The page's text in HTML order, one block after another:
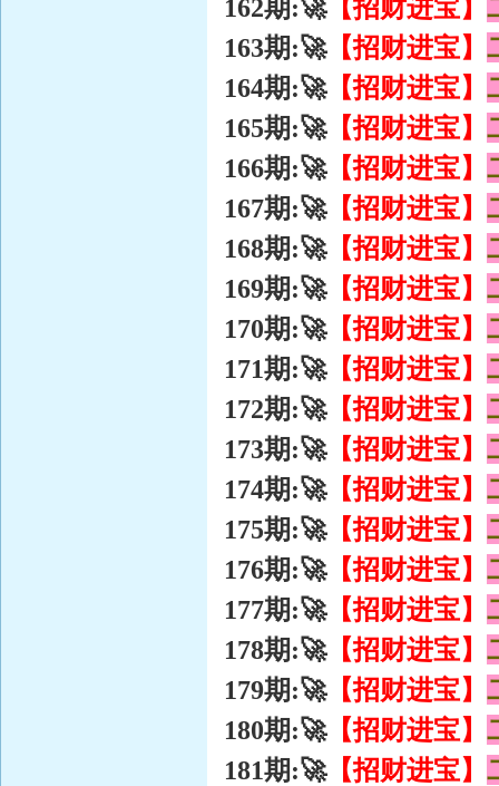
162期:🚀【招财进宝】
163期:🚀【招财进宝】
164期:🚀【招财进宝】
165期:🚀【招财进宝】
166期:🚀【招财进宝】
167期:🚀【招财进宝】
168期:🚀【招财进宝】
169期:🚀【招财进宝】
170期:🚀【招财进宝】
171期:🚀【招财进宝】
172期:🚀【招财进宝】
173期:🚀【招财进宝】
174期:🚀【招财进宝】
175期:🚀【招财进宝】
176期:🚀【招财进宝】
177期:🚀【招财进宝】
178期:🚀【招财进宝】
179期:🚀【招财进宝】
180期:🚀【招财进宝】
181期:🚀【招财进宝】